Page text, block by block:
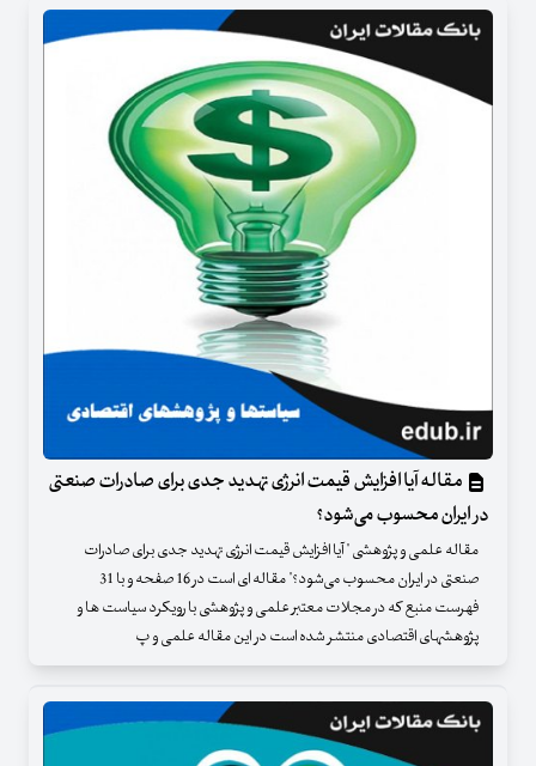
مقاله آیا افزایش قیمت انرژی تهدید جدی برای صادرات صنعتی
در ایران محسوب می‌شود؟
مقاله علمی و پژوهشی " آیا افزایش قیمت انرژی تهدید جدی برای صادرات
صنعتی در ایران محسوب می‌شود؟" مقاله ای است در 16 صفحه و با 31
فهرست منبع که در مجلات معتبر علمی و پژوهشی با رویکرد سیاست ها و
پژوهشهای اقتصادی منتشر شده است در این مقاله علمی و پ